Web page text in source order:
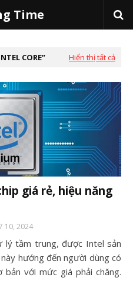
Time
CORE Hiển thị tất cả
giá rẻ, hiệu năng
10, 2024
lý tầm trung, được Intel sản
hướng đến người dùng có
với mức giá phải chăng.